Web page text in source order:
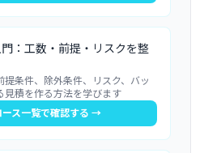
：工数・前提・リスクを整
提条件、除外条件、リスク、バッ
見積を作る方法を学びます
ース一覧で確認する →